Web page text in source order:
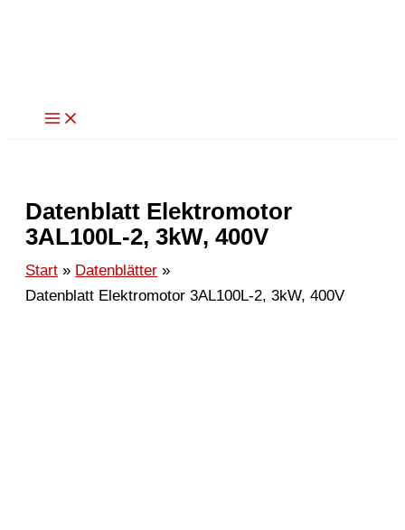
Datenblatt Elektromotor
3AL100L-2, 3kW, 400V
Start
Datenblätter
Datenblatt Elektromotor 3AL100L-2, 3kW, 400V